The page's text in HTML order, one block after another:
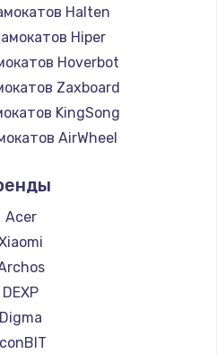
Halten
Hiper
Hoverbot
Zaxboard
KingSong
AirWheel
Hunter
Shorner
Joyor
Minimotors
Bork
Segway
KIRIN
Acer
DEXP
Digma